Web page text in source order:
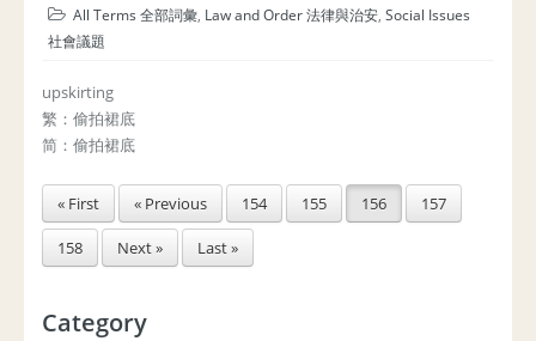
All Terms 全部詞彙, Law and Order 法律與治安, Social Issues
社會議題
upskirting
繁：偷拍裙底
简：偷拍裙底
« First « Previous 154 155 156 157
158 Next » Last »
Category